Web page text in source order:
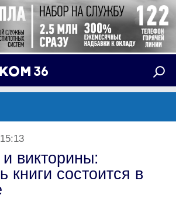
викторины:
книги состоится в